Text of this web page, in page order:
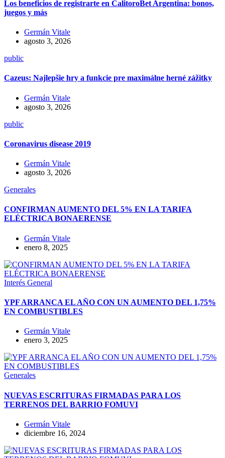
Los beneficios de registrarte en CalitoroBet Argentina: bonos,
juegos y más
Germán Vitale
agosto 3, 2026
public
Cazeus: Najlepšie hry a funkcie pre maximálne herné zážitky
Germán Vitale
agosto 3, 2026
public
Coronavirus disease 2019
Germán Vitale
agosto 3, 2026
Generales
CONFIRMAN AUMENTO DEL 5% EN LA TARIFA
ELÉCTRICA BONAERENSE
Germán Vitale
enero 8, 2025
Interés General
YPF ARRANCA EL AÑO CON UN AUMENTO DEL 1,75%
EN COMBUSTIBLES
Germán Vitale
enero 3, 2025
Generales
NUEVAS ESCRITURAS FIRMADAS PARA LOS
TERRENOS DEL BARRIO FOMUVI
Germán Vitale
diciembre 16, 2024